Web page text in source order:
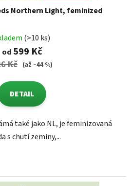
Northern Light, feminized
(>10 ks)
od599 Kč
Kč (až –44 %)
DETAIL
také jako NL, je feminizovaná
s chutí zeminy,...